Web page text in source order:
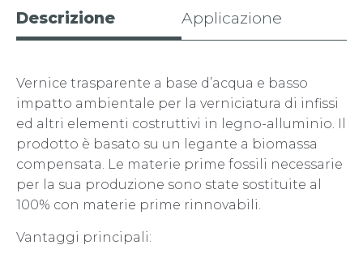
Descrizione Applicazione
Vernice trasparente a base d’acqua e basso
impatto ambientale per la verniciatura di infissi
ed altri elementi costruttivi in legno-alluminio. Il
prodotto è basato su un legante a biomassa
compensata. Le materie prime fossili necessarie
per la sua produzione sono state sostituite al
100% con materie prime rinnovabili.
Vantaggi principali: